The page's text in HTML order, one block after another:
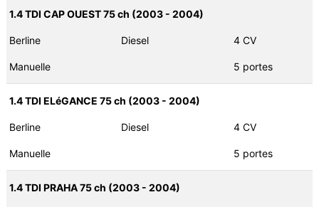
1.4 TDI CAP OUEST 75 ch (2003 - 2004)
Berline Diesel 4 CV
Manuelle 5 portes
1.4 TDI ELéGANCE 75 ch (2003 - 2004)
Berline Diesel 4 CV
Manuelle 5 portes
1.4 TDI PRAHA 75 ch (2003 - 2004)